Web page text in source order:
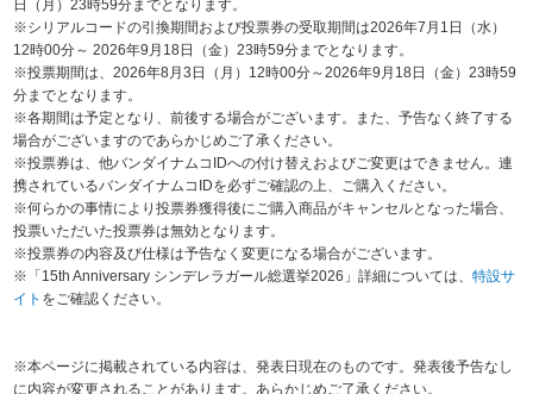
日（月）23時59分までとなります。
※シリアルコードの引換期間および投票券の受取期間は2026年7月1日（水）
12時00分～ 2026年9月18日（金）23時59分までとなります。
※投票期間は、2026年8月3日（月）12時00分～2026年9月18日（金）23時59
分までとなります。
※各期間は予定となり、前後する場合がございます。また、予告なく終了する
場合がございますのであらかじめご了承ください。
※投票券は、他バンダイナムコIDへの付け替えおよびご変更はできません。連
携されているバンダイナムコIDを必ずご確認の上、ご購入ください。
※何らかの事情により投票券獲得後にご購入商品がキャンセルとなった場合、
投票いただいた投票券は無効となります。
※投票券の内容及び仕様は予告なく変更になる場合がございます。
※「15th Anniversary シンデレラガール総選挙2026」詳細については、特設サ
イト をご確認ください。
※本ページに掲載されている内容は、発表日現在のものです。発表後予告なし
に内容が変更されることがあります。あらかじめご了承ください。